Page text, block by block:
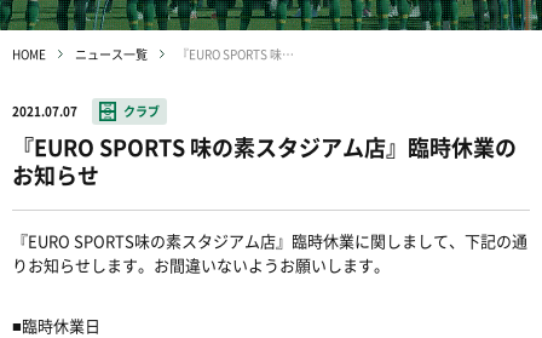
HOME ニュース一覧 『EURO SPORTS 味の素スタジアム店』臨時休業のお知らせ
2021.07.07 クラブ
『EURO SPORTS 味の素スタジアム店』臨時休業の
お知らせ
『EURO SPORTS味の素スタジアム店』臨時休業に関しまして、下記の通
りお知らせします。お間違いないようお願いします。
■臨時休業日